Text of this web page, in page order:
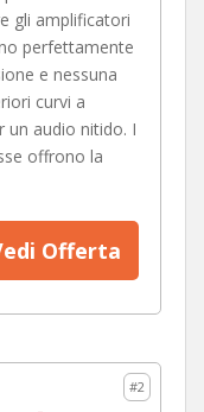
gli amplificatori
perfettamente
e nessuna
curvi a
un audio nitido. I
offrono la
Offerta
#2